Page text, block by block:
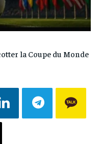
la Coupe du Monde